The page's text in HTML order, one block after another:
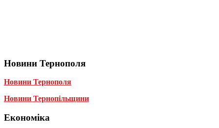
Новини Тернополя
Новини Тернополя
Новини Тернопільщини
Економіка